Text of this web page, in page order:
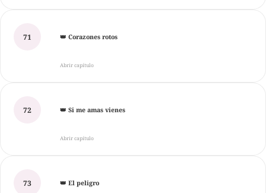
71 👑 Corazones rotos
Abrir capítulo
72 👑 Si me amas vienes
Abrir capítulo
73 👑 El peligro